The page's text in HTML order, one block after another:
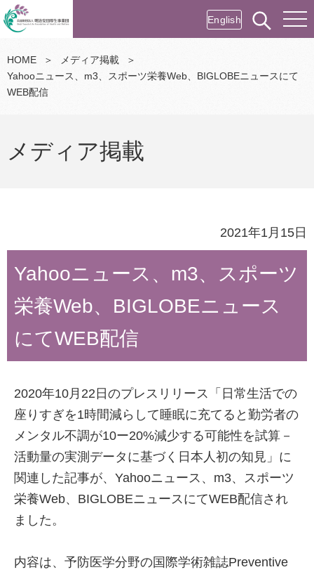
English
HOME ＞ メディア掲載
＞
Yahooニュース、m3、スポーツ栄養Web、BIGLOBEニュースにて
WEB配信
メディア掲載
2021年1月15日
Yahooニュース、m3、スポーツ
栄養Web、BIGLOBEニュース
にてWEB配信
2020年10月22日のプレスリリース「日常生活での
座りすぎを1時間減らして睡眠に充てると勤労者の
メンタル不調が10ー20%減少する可能性を試算－
活動量の実測データに基づく日本人初の知見」に
関連した記事が、Yahooニュース、m3、スポーツ
栄養Web、BIGLOBEニュースにてWEB配信され
ました。
内容は、予防医学分野の国際学術雑誌Preventive